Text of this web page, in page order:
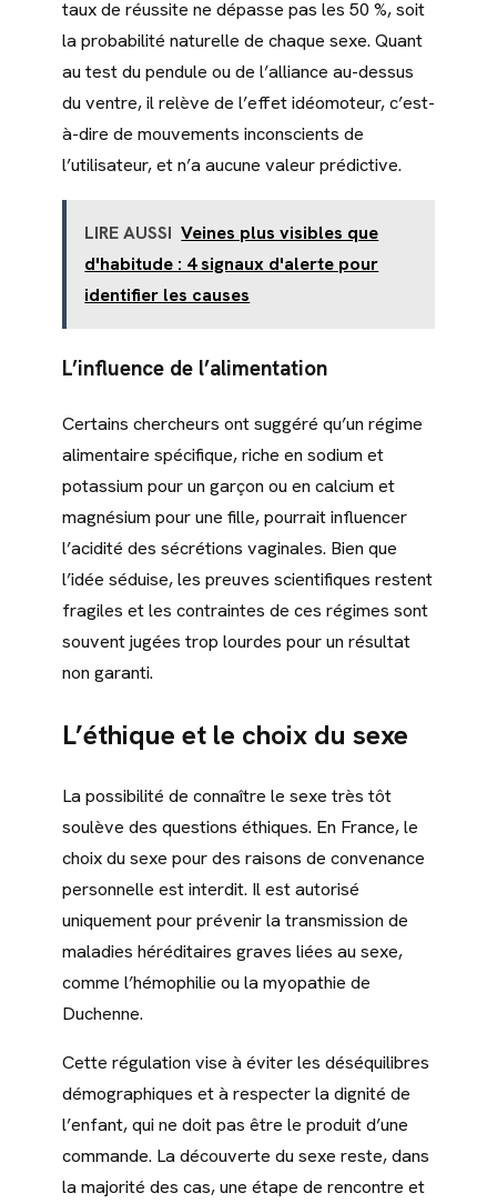
taux de réussite ne dépasse pas les 50 %, soit
la probabilité naturelle de chaque sexe. Quant
au test du pendule ou de l’alliance au-dessus
du ventre, il relève de l’effet idéomoteur, c’est-
à-dire de mouvements inconscients de
l’utilisateur, et n’a aucune valeur prédictive.
LIRE AUSSI Veines plus visibles que
d'habitude : 4 signaux d'alerte pour
identifier les causes
L’influence de l’alimentation
Certains chercheurs ont suggéré qu’un régime
alimentaire spécifique, riche en sodium et
potassium pour un garçon ou en calcium et
magnésium pour une fille, pourrait influencer
l’acidité des sécrétions vaginales. Bien que
l’idée séduise, les preuves scientifiques restent
fragiles et les contraintes de ces régimes sont
souvent jugées trop lourdes pour un résultat
non garanti.
L’éthique et le choix du sexe
La possibilité de connaître le sexe très tôt
soulève des questions éthiques. En France, le
choix du sexe pour des raisons de convenance
personnelle est interdit. Il est autorisé
uniquement pour prévenir la transmission de
maladies héréditaires graves liées au sexe,
comme l’hémophilie ou la myopathie de
Duchenne.
Cette régulation vise à éviter les déséquilibres
démographiques et à respecter la dignité de
l’enfant, qui ne doit pas être le produit d’une
commande. La découverte du sexe reste, dans
la majorité des cas, une étape de rencontre et